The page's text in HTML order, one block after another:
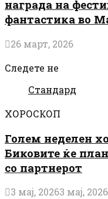
награда на
фантастика во
26 март, 2026
Следете не
Стандард
ХОРОСКОП
Голем неделен
Биковите ќе
со партнерот
3 мај, 20263 мај, 2026